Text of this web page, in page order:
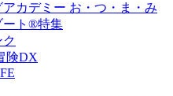
カデミー お・つ・ま・み
ート®特集
険DX